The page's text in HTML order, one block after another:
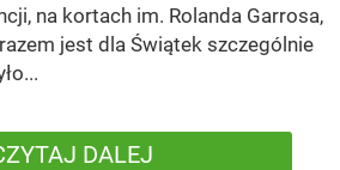
na kortach im. Rolanda Garrosa,
jest dla Świątek szczególnie
DALEJ